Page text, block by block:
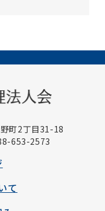
町2丁目31-18
653-2573
て